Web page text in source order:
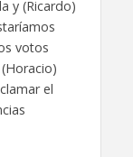
y (Ricardo)
votos
el